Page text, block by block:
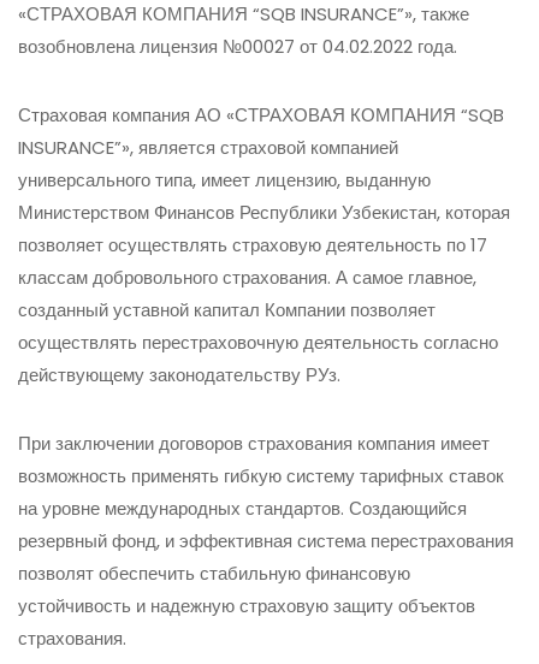
«СТРАХОВАЯ КОМПАНИЯ “SQB INSURANCE”», также
возобновлена лицензия №00027 от 04.02.2022 года.
Страховая компания АО «СТРАХОВАЯ КОМПАНИЯ “SQB
INSURANCE”», является страховой компанией
универсального типа, имеет лицензию, выданную
Министерством Финансов Республики Узбекистан, которая
позволяет осуществлять страховую деятельность по 17
классам добровольного страхования. А самое главное,
созданный уставной капитал Компании позволяет
осуществлять перестраховочную деятельность согласно
действующему законодательству РУз.
При заключении договоров страхования компания имеет
возможность применять гибкую систему тарифных ставок
на уровне международных стандартов. Создающийся
резервный фонд, и эффективная система перестрахования
позволят обеспечить стабильную финансовую
устойчивость и надежную страховую защиту объектов
страхования.